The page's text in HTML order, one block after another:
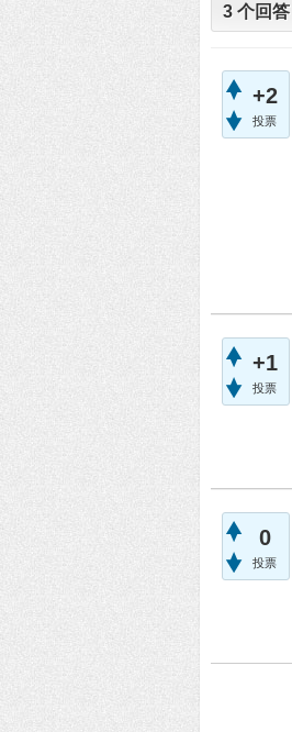
3 个回答
+2
投票
+1
投票
0
投票